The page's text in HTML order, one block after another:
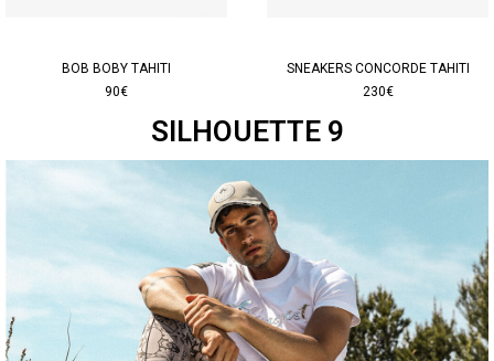
BOB BOBY TAHITI
90€
SNEAKERS CONCORDE TAHITI
230€
SILHOUETTE 9